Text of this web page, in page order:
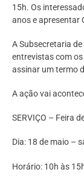
15h. Os
anos e apresentar
A Subsecretaria
entrevistas com
assinar um termo
A ação vai
SERVIÇO – Feira
Dia: 18 de maio –
Horário: 10h às